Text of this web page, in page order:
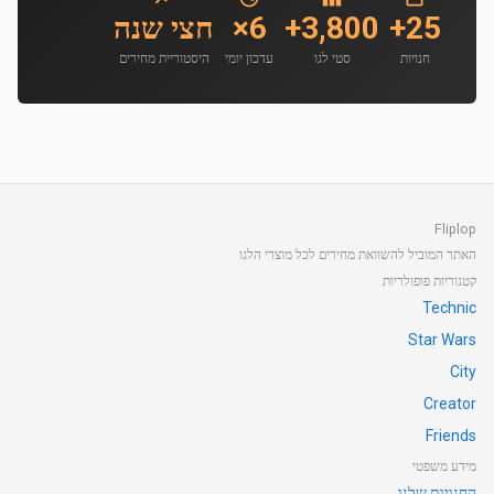
25+
חנויות
3,800+
סטי לגו
6×
עדכון יומי
חצי שנה
היסטוריית מחירים
Fliplop
האתר המוביל להשוואת מחירים לכל מוצרי הלגו
קטגוריות פופולריות
Technic
Star Wars
City
Creator
Friends
מידע משפטי